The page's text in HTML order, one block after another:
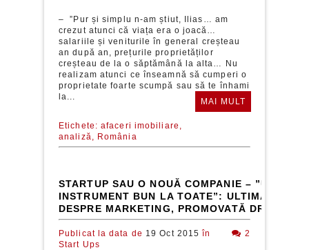
– ”Pur și simplu n-am știut, Ilias… am
crezut atunci că viața era o joacă…
salariile și veniturile în general creșteau
an după an, prețurile proprietăților
creșteau de la o săptămână la alta… Nu
realizam atunci ce înseamnă să cumperi o
proprietate foarte scumpă sau să te înhami
la...
MAI MULT
Etichete: afaceri imobiliare,
analiză,
România
STARTUP SAU O NOUĂ COMPANIE – ”UN
INSTRUMENT BUN LA TOATE”: ULTIMA
DESPRE MARKETING, PROMOVATĂ DREPT
Publicat la data de 19 Oct 2015 în
Start Ups
2